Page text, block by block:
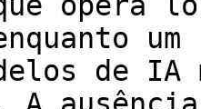
de IA